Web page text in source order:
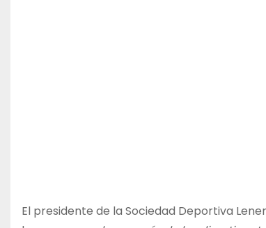
El presidente de la Sociedad Deportiva